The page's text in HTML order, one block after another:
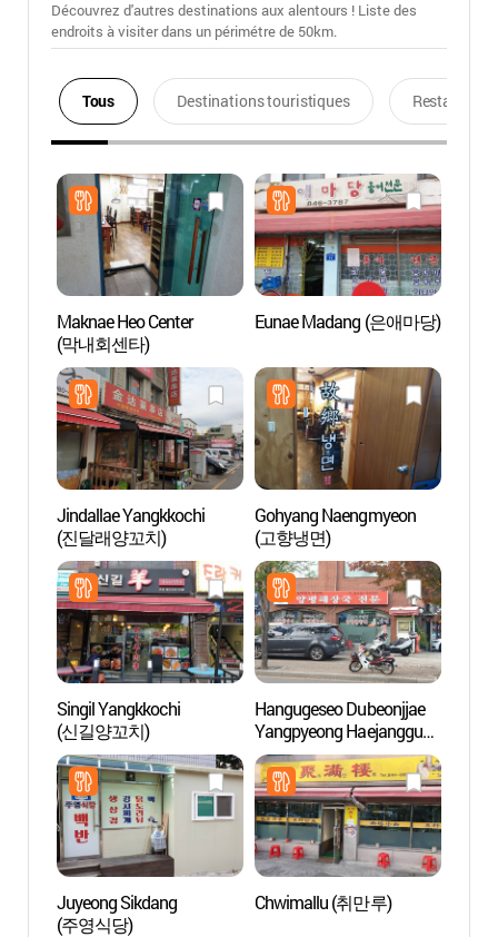
Découvrez d'autres destinations aux alentours ! Liste des
endroits à visiter dans un périmétre de 50km.
Tous Destinations touristiques Restaurants
Maknae Heo Center
(막내회센타)
Eunae Madang (은애마당)
Jindallae Yangkkochi
(진달래양꼬치)
Gohyang Naengmyeon
(고향냉면)
Singil Yangkkochi
(신길양꼬치)
Hangugeseo Dubeonjjae
Yangpyeong Haejangguk
Jeonmun
(한국에서두번째양평해
장국전문)
Juyeong Sikdang
(주영식당)
Chwimallu (취만루)